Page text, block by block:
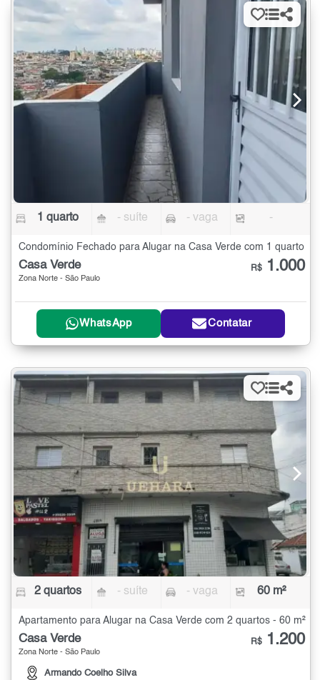
1 quarto - suíte - vaga -
Condomínio Fechado para Alugar na Casa Verde com 1 quarto
Casa Verde
Zona Norte - São Paulo
R$ 1.000
WhatsApp Contatar
2 quartos - suíte - vaga 60 m²
Apartamento para Alugar na Casa Verde com 2 quartos - 60 m²
Casa Verde
Zona Norte - São Paulo
Armando Coelho Silva
R$ 1.200